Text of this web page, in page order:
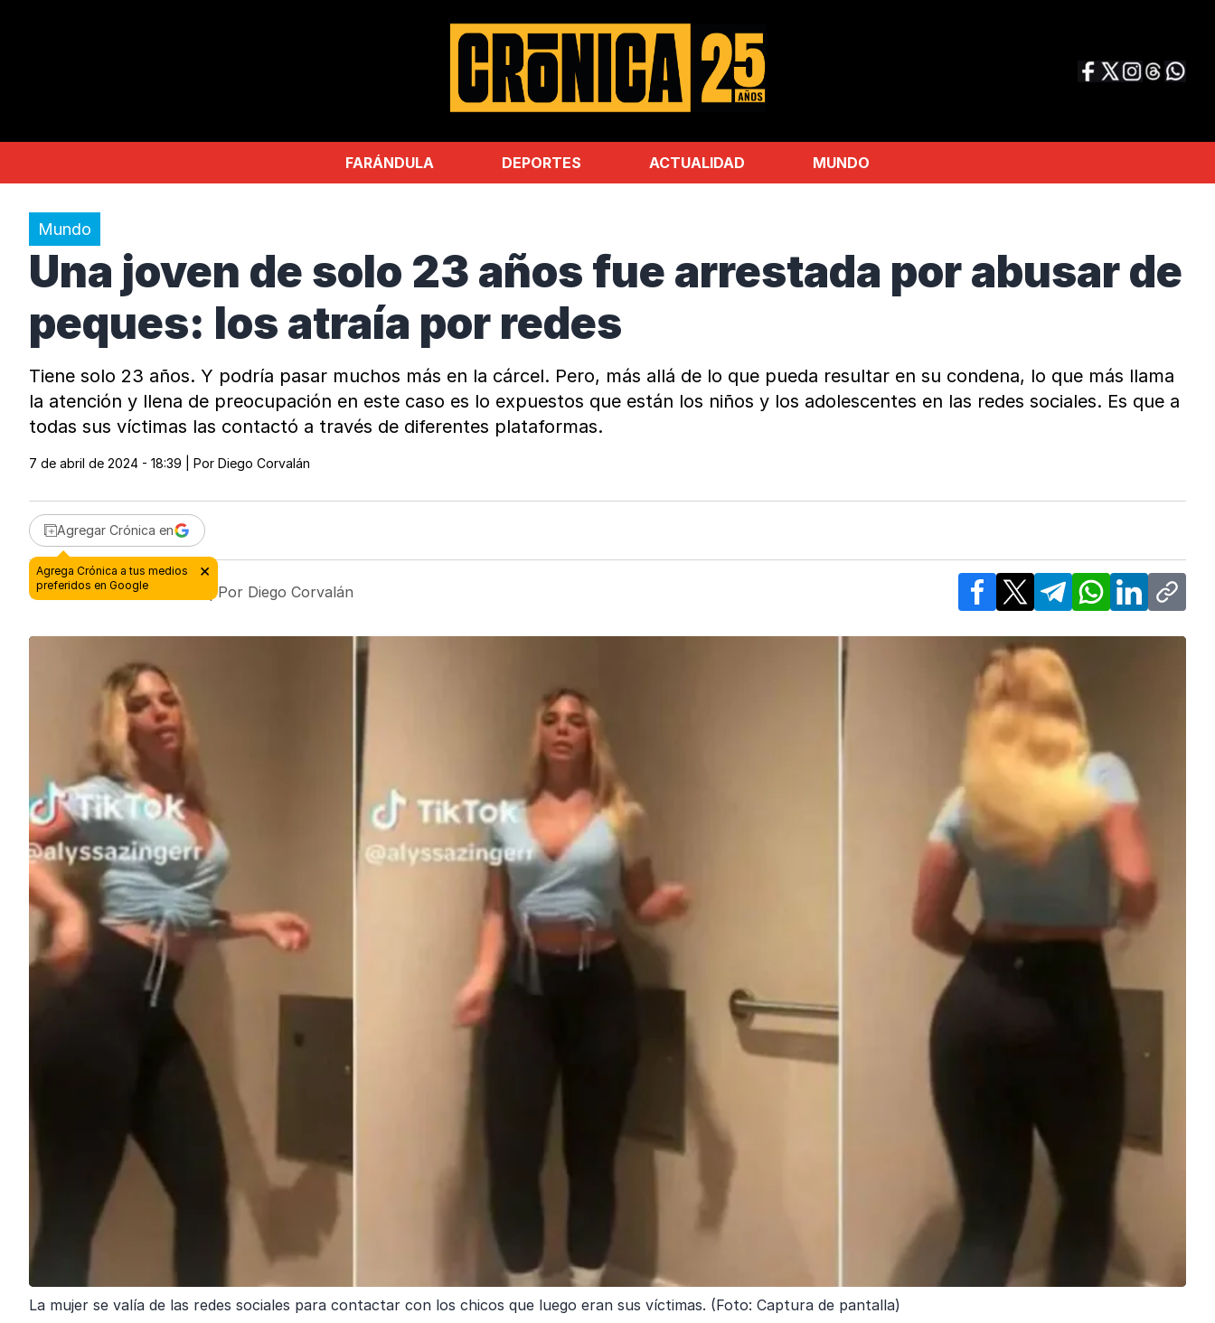
FARÁNDULA DEPORTES ACTUALIDAD MUNDO
Mundo
Una joven de solo 23 años fue arrestada por abusar de
peques: los atraía por redes
Tiene solo 23 años. Y podría pasar muchos más en la cárcel. Pero, más allá de lo que pueda resultar en su condena, lo que más llama
la atención y llena de preocupación en este caso es lo expuestos que están los niños y los adolescentes en las redes sociales. Es que a
todas sus víctimas las contactó a través de diferentes plataformas.
7 de abril de 2024 - 18:39 | Por Diego Corvalán
Agregar Crónica en
7 de abril de 2024 - 18:39 | Por Diego Corvalán
Facebook
X TelegramWhatsApp
LinkedInCopy
La mujer se valía de las redes sociales para contactar con los chicos que luego eran sus víctimas. (Foto: Captura de pantalla)